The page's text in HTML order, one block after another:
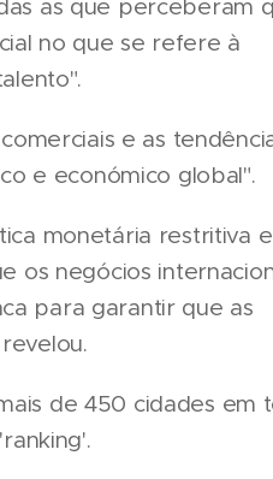
as que perceberam
no que se refere à
e as
e económico global".
monetária restritiva
os negócios
para garantir que as
de 450 cidades em